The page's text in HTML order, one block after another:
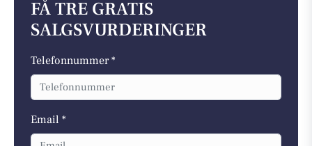
FÅ TRE GRATIS
SALGSVURDERINGER
Telefonnummer *
Email *